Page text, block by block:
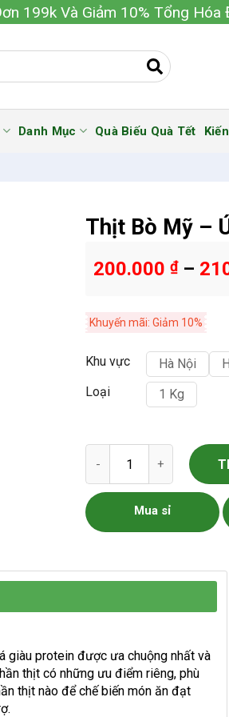
199k Và Giảm 10% Tổng Hóa
Danh Mục Quà Biếu Quà Tết
Thịt Bò Mỹ –
200.000 ₫–
Khuyến mãi: Giảm 10%
Khu vực Hà Nội
Loại
1 Kg
Thịt Bò Mỹ - Úc số lượng
Mua sỉ
giàu protein được ưa chuộng nhất và
thịt có những ưu điểm riêng, phù
thịt nào để chế biến món ăn đạt